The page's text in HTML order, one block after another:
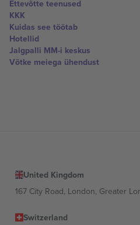
Ettevõtte teenused
KKK
Kuidas see töötab
Hotellid
Jalgpalli MM-i keskus
Võtke meiega ühendust
United Kingdom
167 City Road, London, Greater
Switzerland